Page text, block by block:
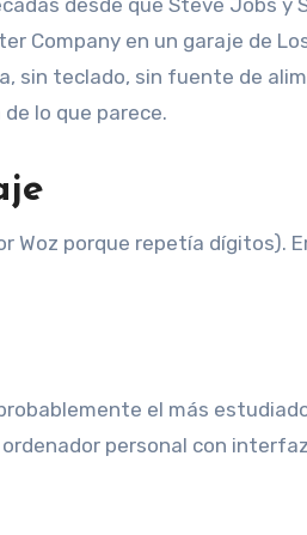
desde que Steve Jobs y
Company en un garaje de
sin teclado, sin fuente de
lo que parece.
Woz porque repetía dígitos).
el más
personal con